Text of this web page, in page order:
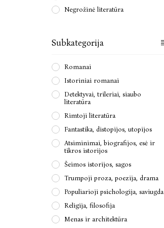
Negrožinė literatūra
Subkategorija
Romanai
Istoriniai romanai
Detektyvai, trileriai, siaubo
literatūra
Rimtoji literatūra
Fantastika, distopijos, utopijos
Atsiminimai, biografijos, esė ir
tikros istorijos
Šeimos istorijos, sagos
Trumpoji proza, poezija, drama
Populiarioji psichologija, saviugda
Religija, filosofija
Menas ir architektūra